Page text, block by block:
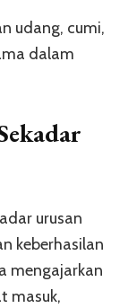
udang, cumi,
dalam
urusan
keberhasilan
mengajarkan
masuk,